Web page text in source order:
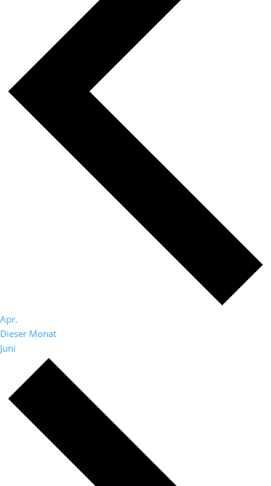
Apr.
Dieser Monat
Juni